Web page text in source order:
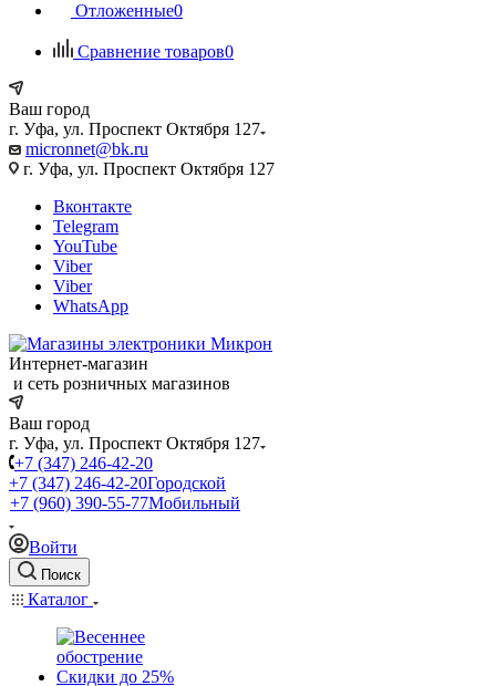
Отложенные0
Сравнение товаров0
Ваш город
г. Уфа, ул. Проспект Октября 127
micronnet@bk.ru
г. Уфа, ул. Проспект Октября 127
Вконтакте
Telegram
YouTube
Viber
Viber
WhatsApp
Интернет-магазин
и сеть розничных магазинов
Ваш город
г. Уфа, ул. Проспект Октября 127
+7 (347) 246-42-20
+7 (347) 246-42-20Городской
+7 (960) 390-55-77Мобильный
Войти
Поиск
Каталог